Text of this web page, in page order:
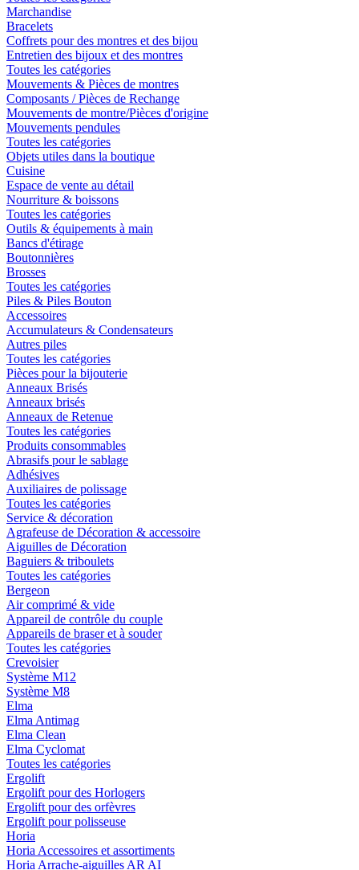
Marchandise
Bracelets
Coffrets pour des montres et des bijou
Entretien des bijoux et des montres
Toutes les catégories
Mouvements & Pièces de montres
Composants / Pièces de Rechange
Mouvements de montre/Pièces d'origine
Mouvements pendules
Toutes les catégories
Objets utiles dans la boutique
Cuisine
Espace de vente au détail
Nourriture & boissons
Toutes les catégories
Outils & équipements à main
Bancs d'étirage
Boutonnières
Brosses
Toutes les catégories
Piles & Piles Bouton
Accessoires
Accumulateurs & Condensateurs
Autres piles
Toutes les catégories
Pièces pour la bijouterie
Anneaux Brisés
Anneaux brisés
Anneaux de Retenue
Toutes les catégories
Produits consommables
Abrasifs pour le sablage
Adhésives
Auxiliaires de polissage
Toutes les catégories
Service & décoration
Agrafeuse de Décoration & accessoire
Aiguilles de Décoration
Baguiers & triboulets
Toutes les catégories
Bergeon
Air comprimé & vide
Appareil de contrôle du couple
Appareils de braser et à souder
Toutes les catégories
Crevoisier
Système M12
Système M8
Elma
Elma Antimag
Elma Clean
Elma Cyclomat
Toutes les catégories
Ergolift
Ergolift pour des Horlogers
Ergolift pour des orfèvres
Ergolift pour polisseuse
Horia
Horia Accessoires et assortiments
Horia Arrache-aiguilles AR AI